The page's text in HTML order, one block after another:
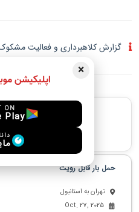
گزارش کلاهبرداری و فعالیت
جدید ترین
حمل بار قابل رویت
تهران به استانبول
Oct. 27, 2025
×
اپلیکیشن
ON
Play